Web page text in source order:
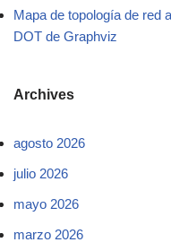
Mapa de topología de red
DOT de Graphviz
Archives
agosto 2026
julio 2026
mayo 2026
marzo 2026